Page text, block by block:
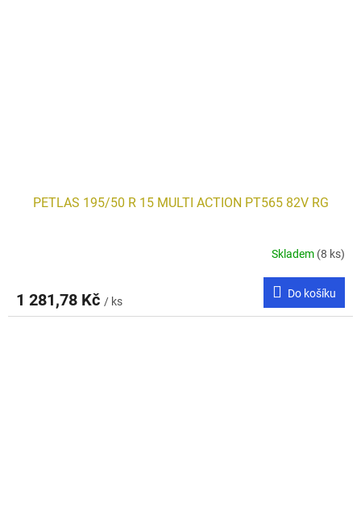
PETLAS 195/50 R 15 MULTI ACTION PT565 82V RG
Skladem (8 ks)
1 281,78 Kč / ks
Do košíku